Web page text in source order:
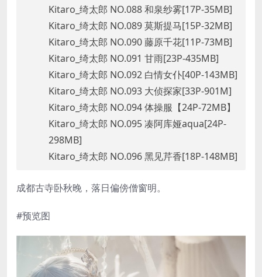
Kitaro_绮太郎 NO.088 和泉纱雾[17P-35MB]
Kitaro_绮太郎 NO.089 莫斯提马[15P-32MB]
Kitaro_绮太郎 NO.090 藤原千花[11P-73MB]
Kitaro_绮太郎 NO.091 甘雨[23P-435MB]
Kitaro_绮太郎 NO.092 白情女仆[40P-143MB]
Kitaro_绮太郎 NO.093 大侦探家[33P-901M]
Kitaro_绮太郎 NO.094 体操服【24P-72MB】
Kitaro_绮太郎 NO.095 凑阿库娅aqua[24P-
298MB]
Kitaro_绮太郎 NO.096 黑见芹香[18P-148MB]
成都古寺卧秋晚，落日偏傍僧窗明。
#预览图